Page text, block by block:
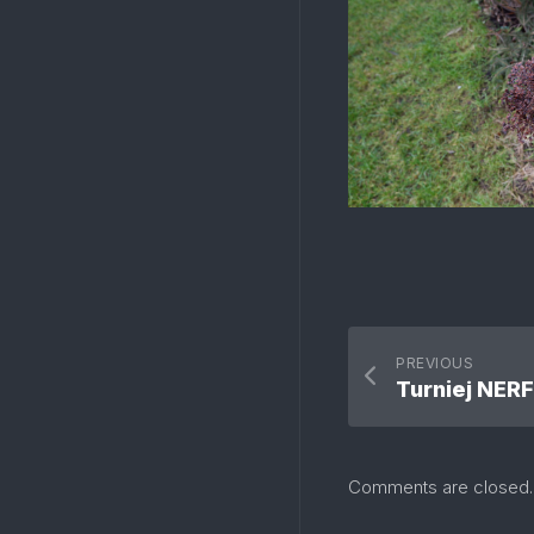
PREVIOUS
Turniej NERF
Comments are closed.